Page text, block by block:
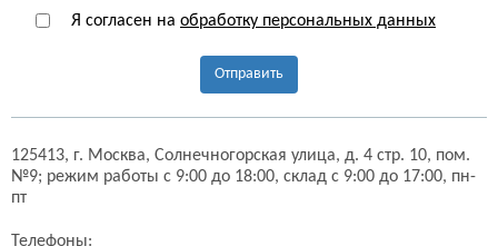
Я согласен на обработку персональных данных
Отправить
125413, г. Москва, Солнечногорская улица, д. 4 стр. 10, пом.
№9; режим работы с 9:00 до 18:00, склад с 9:00 до 17:00, пн-
пт
Телефоны: